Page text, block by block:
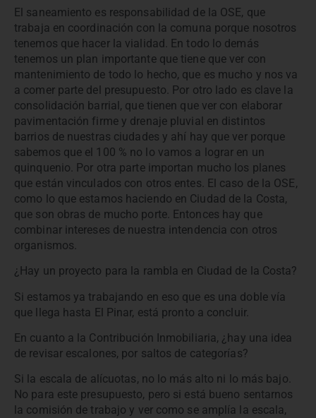
El saneamiento es responsabilidad de la OSE, que
trabaja en coordinación con la comuna porque nosotros
tenemos que hacer la vialidad. En todo lo demás
tenemos un plan importante que tiene que ver con
mantenimiento de todo lo hecho, que es mucho y nos va
a comer parte del presupuesto. Por otro lado es clave la
consolidación barrial, que tienen que ver con elaborar
pavimentación firme y drenaje pluvial en distintos
barrios de nuestras ciudades y ahí hay que ver porque
sabemos que el 100 % no lo vamos a lograr en un
quinquenio. Por otra parte importan mucho los planes
que están vinculados con otros entes. El caso de la OSE,
como lo que estamos haciendo en Ciudad de la Costa,
que son obras de mucho porte. Entonces hay que
combinar intereses de nuestra intendencia con otros
organismos.
¿Hay un proyecto para la rambla en Ciudad de la Costa?
Si estamos ya trabajando en eso que es una doble vía
que llega hasta El Pinar, está pronto a concluir.
En cuanto a la Contribución Inmobiliaria, ¿hay una idea
de revisar escalones, por saltos de categorías?
Si la escala de alícuotas, no lo más alto ni lo más bajo.
No para este presupuesto, pero si está bueno sentarnos
la comisión de trabajo y ver como se amplía la escala,